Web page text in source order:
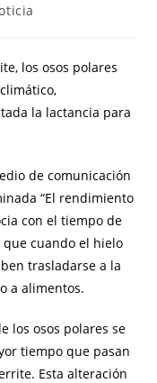
los osos polares
la lactancia para
de comunicación
“El rendimiento
con el tiempo de
que cuando el hielo
trasladarse a la
a alimentos.
los osos polares se
tiempo que pasan
Esta alteración